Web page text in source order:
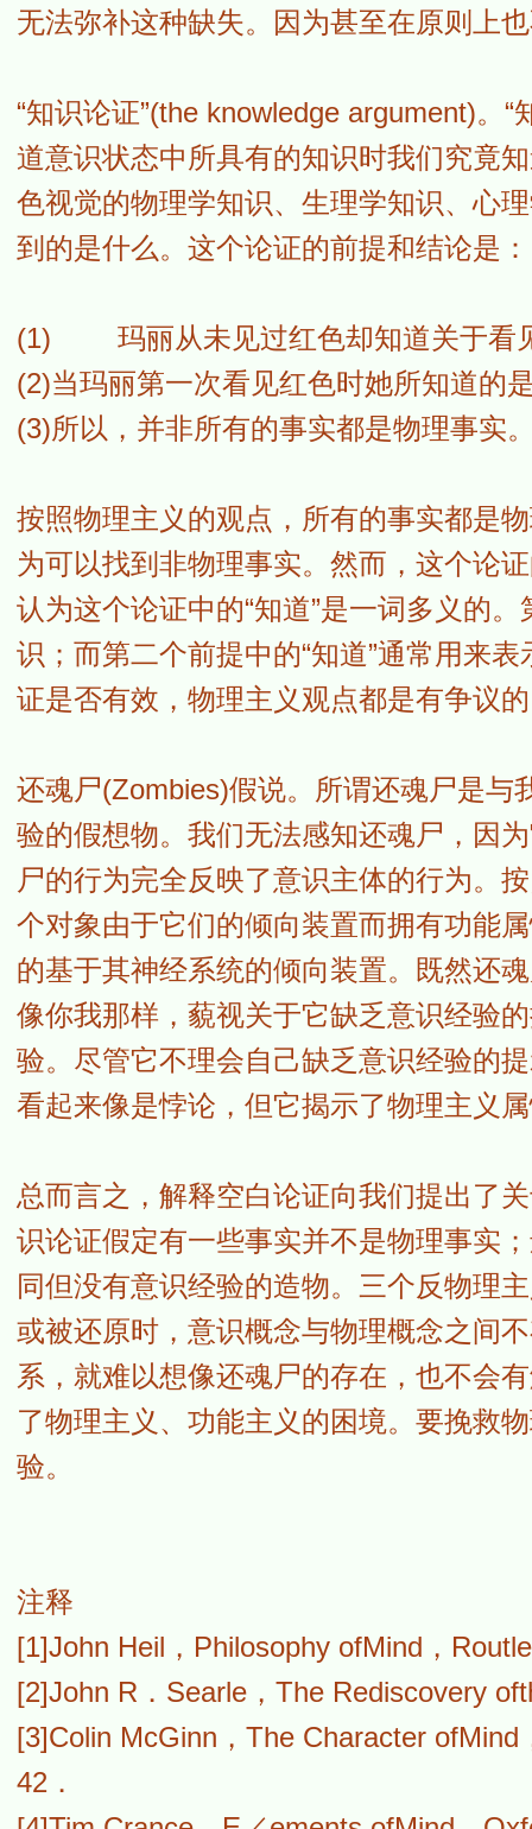
无法弥补这种缺失。因为甚至在原则上
“知识论证”(the knowledge argument)。
道意识状态中所具有的知识时我们究竟
色视觉的物理学知识、生理学知识、心
到的是什么。这个论证的前提和结论是：
(1) 玛丽从未见过红色却知道关于看
(2)当玛丽第一次看见红色时她所知道的
(3)所以，并非所有的事实都是物理事实
按照物理主义的观点，所有的事实都是
为可以找到非物理事实。然而，这个论
认为这个论证中的“知道”是一词多义的
识；而第二个前提中的“知道”通常用来
证是否有效，物理主义观点都是有争议
还魂尸(Zombies)假说。所谓还魂尸是
验的假想物。我们无法感知还魂尸，因
尸的行为完全反映了意识主体的行为。
个对象由于它们的倾向装置而拥有功能
的基于其神经系统的倾向装置。既然还
像你我那样，藐视关于它缺乏意识经验
验。尽管它不理会自己缺乏意识经验的
看起来像是悖论，但它揭示了物理主义
总而言之，解释空白论证向我们提出了
识论证假定有一些事实并不是物理事实
同但没有意识经验的造物。三个反物理
或被还原时，意识概念与物理概念之间
系，就难以想像还魂尸的存在，也不会
了物理主义、功能主义的困境。要挽救
验。
注释
[1]John Heil，Philosophy ofMind，
[2]John R．Searle，The Rediscovery
[3]Colin McGinn，The Character
42．